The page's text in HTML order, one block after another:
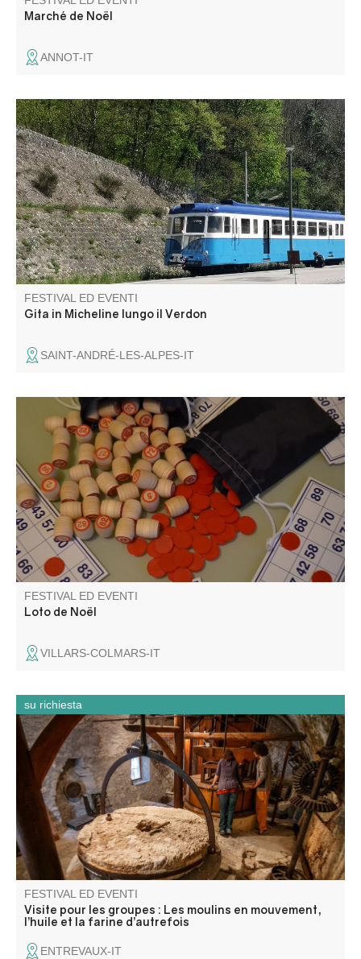
Marché de Noël
ANNOT-IT
A bordo di un'autotreno del 1936, rivivete l'atmosfera delle
"Michelines"! Al vostro arrivo a Thorame, le associazioni
locali vi propongono di visitare la cappella di Notre-Dame
de la Fleur e di assistere, nel pomeriggio, a una
dimostrazione di distillazione della lavanda.
FESTIVAL ED EVENTI
Gita in Micheline lungo il Verdon
SAINT-ANDRÉ-LES-ALPES-IT
Organizzato da Villars Animations. Rinfreschi e spuntini
sul posto. Venite a tentare la fortuna e divertitevi.
FESTIVAL ED EVENTI
Loto de Noël
VILLARS-COLMARS-IT
Visitate gli antichi mulini per l'olio e la farina alimentati dal
fiume Chalvagne a Entrevaux.
FESTIVAL ED EVENTI
Visite pour les groupes : Les moulins en mouvement,
l’huile et la farine d’autrefois
su richiesta
ENTREVAUX-IT